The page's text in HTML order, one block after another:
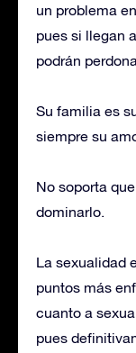
un problema
pues si llegan
podrán
Su familia es
siempre su
No soporta
dominarlo.
La sexualidad
puntos más
cuanto a
pues